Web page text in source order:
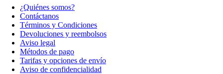
¿Quiénes somos?
Contáctanos
Términos y Condiciones
Devoluciones y reembolsos
Aviso legal
Métodos de pago
Tarifas y opciones de envío
Aviso de confidencialidad